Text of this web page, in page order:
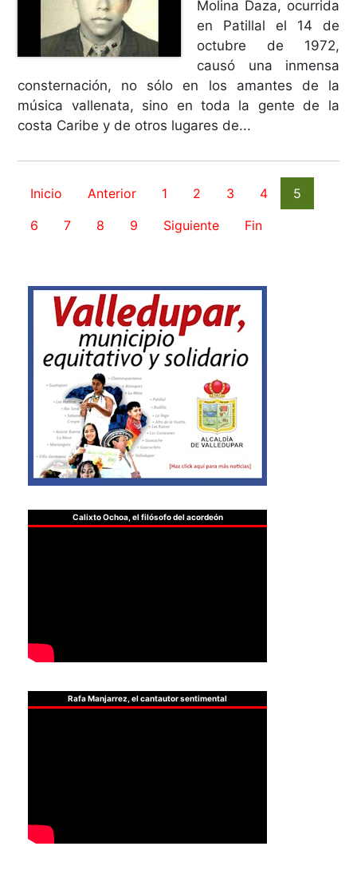
Molina Daza, ocurrida
en Patillal el 14 de
octubre de 1972,
causó una inmensa
consternación, no sólo en los amantes de la
música vallenata, sino en toda la gente de la
costa Caribe y de otros lugares de...
Inicio Anterior 1 2 3 4
5
6
7 8 9 Siguiente Fin
Calixto Ochoa, el filósofo del acordeón
Rafa Manjarrez, el cantautor sentimental